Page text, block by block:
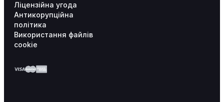
Ліцензійна угода
Антикорупційна
політика
Використання файлів
cookie